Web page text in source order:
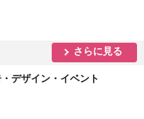
さらに見る
デザイン・イベント